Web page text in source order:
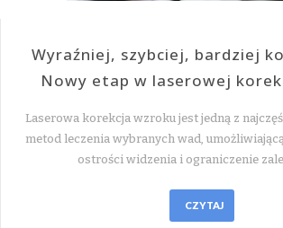
Wyraźniej, szybciej, bardziej
Nowy etap w laserowej
Laserowa korekcja wzroku jest jedną z
metod leczenia wybranych wad,
ostrości widzenia i ograniczenie
CZYTAJ